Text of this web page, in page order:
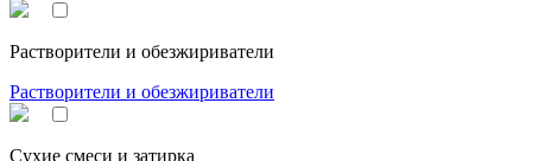
Растворители и обезжириватели
Растворители и обезжириватели
Сухие смеси и затирка